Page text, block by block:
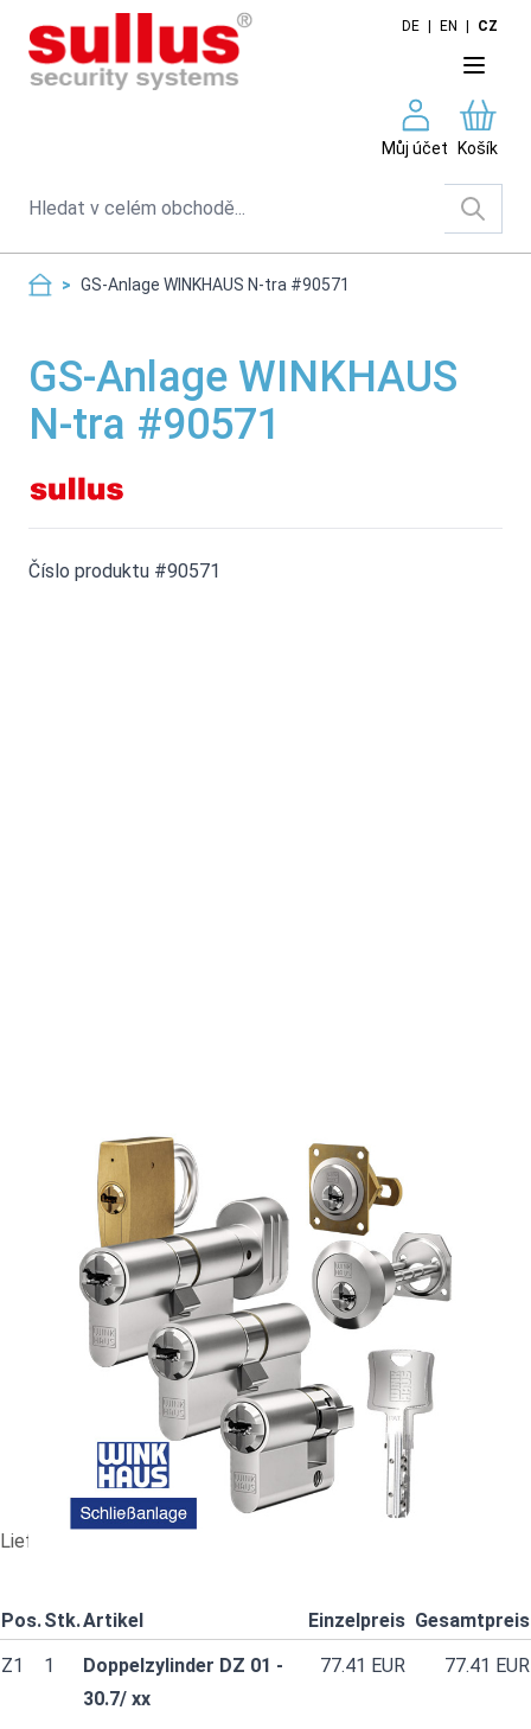
Skip to Content
DE EN CZ
Můj účet Košík
Search
> GS-Anlage WINKHAUS N-tra #90571
GS-Anlage WINKHAUS
N-tra #90571
Číslo produktu #90571
GS-Anlage WINKHAUS N-tra #90571
236,85 €
vč. 19% DPH beznákladů na dopravu
- +
Dodací lhůta: 1-2 Wochen
Lieferzeit ca. 1-2 Wochen
Pos.Stk.Artikel Einzelpreis Gesamtpreis
Z1
1
Doppelzylinder DZ 01 -
30.7/ xx
77.41 EUR 77.41 EUR